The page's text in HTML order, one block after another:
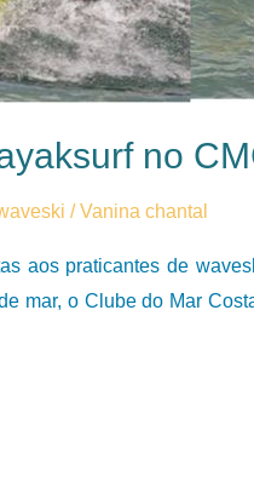
no
/Vanina chantal
aos praticantes de
mar, o Clube do Mar